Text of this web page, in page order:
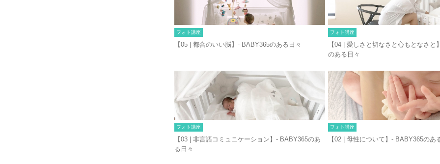
フォト講座
【05 | 都合のいい脳】- BABY365のある日々
フォト講座
【04 | 愛しさと切なさと心もとなさと
のある日々
フォト講座
【03 | 非言語コミュニケーション】- BABY365のあ
る日々
フォト講座
【02 | 母性について】- BABY365のあ